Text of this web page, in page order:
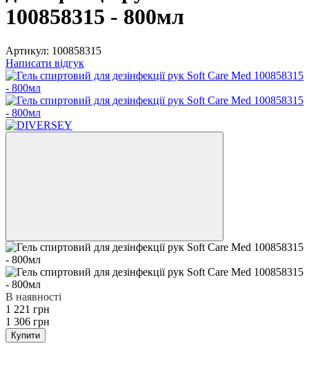
100858315 - 800мл
Артикул: 100858315
Написати відгук
В наявності
1 221 грн
1 306 грн
Купити